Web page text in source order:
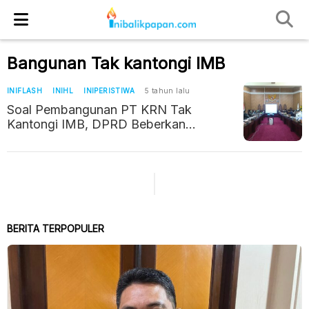
Bangunan Tak kantongi IMB
INIFLASH INIHL INIPERISTIWA 5 tahun lalu
Soal Pembangunan PT KRN Tak
Kantongi IMB, DPRD Beberkan
BERITA TERPOPULER